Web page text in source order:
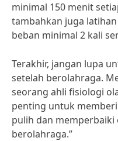
minimal 150 menit
tambahkan juga
beban minimal 2 kali
Terakhir, jangan lupa
setelah berolahraga.
seorang ahli fisiologi
penting untuk
pulih dan
berolahraga.”